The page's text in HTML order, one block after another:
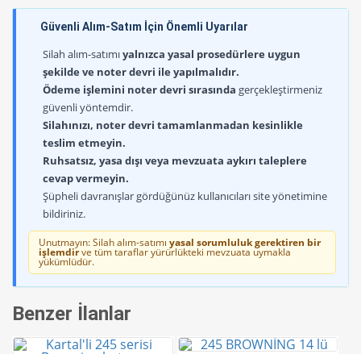
Güvenli Alım-Satım İçin Önemli Uyarılar
Silah alım-satımıyalnızca yasal prosedürlere uygun
şekilde ve noter devri ile yapılmalıdır.
Ödeme işlemini noter devri sırasında gerçekleştirmeniz
güvenli yöntemdir.
Silahınızı, noter devri tamamlanmadan kesinlikle
teslim etmeyin.
Ruhsatsız, yasa dışı veya mevzuata aykırı taleplere
cevap vermeyin.
Şüpheli davranışlar gördüğünüz kullanıcıları site yönetimine
bildiriniz.
Unutmayın: Silah alım-satımı yasal sorumluluk gerektiren bir
işlemdirve tüm taraflar yürürlükteki mevzuata uymakla
yükümlüdür.
Benzer İlanlar